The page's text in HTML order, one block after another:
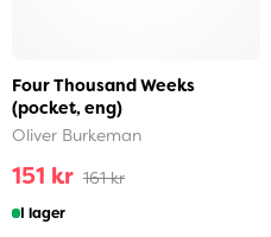
Four Thousand Weeks
(pocket, eng)
Oliver Burkeman
151 kr 161 kr
I lager